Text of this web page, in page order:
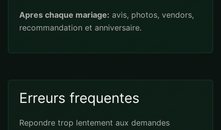
Apres chaque mariage: avis, photos, vendors,
recommandation et anniversaire.
Erreurs frequentes
Repondre trop lentement aux demandes